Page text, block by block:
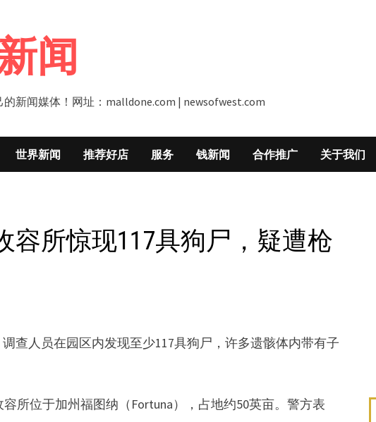
闻
新闻媒体！网址：malldone.com | newsofwest.com
世界新闻 推荐好店 服务 钱新闻 合作推广 关于我们
容所惊现117具狗尸，疑遭枪
查人员在园区内发现至少117具狗尸，许多遗骸体内带有子
容所位于加州福图纳（Fortuna），占地约50英亩。警方表